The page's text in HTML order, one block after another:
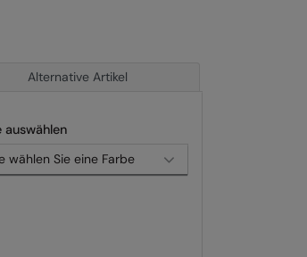
Alternative Artikel
auswählen